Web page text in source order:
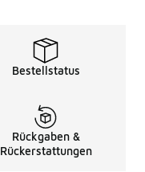
Bestellstatus
Rückgaben &
Rückerstattungen